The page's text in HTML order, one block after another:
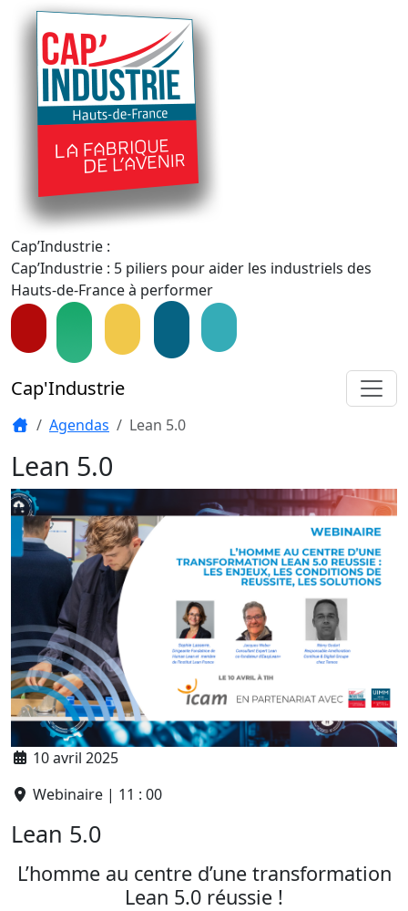
Cap’Industrie :
Cap’Industrie : 5 piliers pour aider les industriels des
Hauts-de-France à performer
Cap'Industrie
Agendas Lean 5.0
Lean 5.0
10 avril 2025
Webinaire | 11 : 00
Lean 5.0
L’homme au centre d’une transformation
Lean 5.0 réussie !